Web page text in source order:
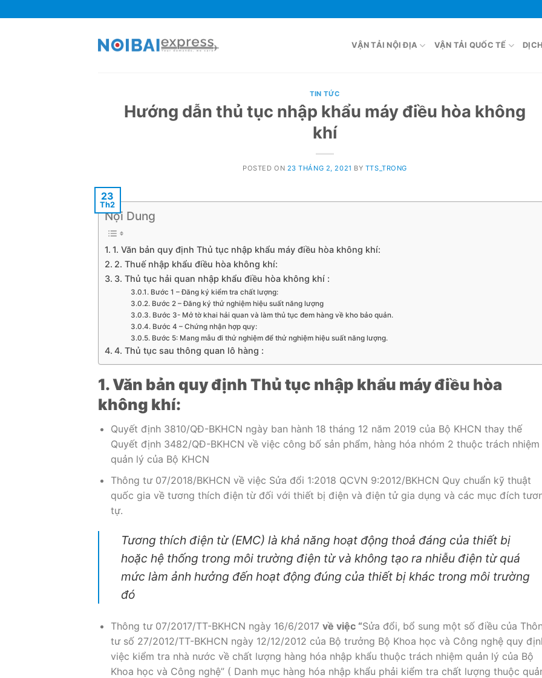
to
VẬN TẢI NỘI ĐỊA VẬN TẢI QUỐC TẾ
TIN TỨC
Hướng dẫn thủ tục nhập khẩu máy điều hòa không
khí
POSTED ON 23 THÁNG 2, 2021 BY TTS_TRONG
23
Th2
Nội Dung
1. Văn bản quy định Thủ tục nhập khẩu máy điều hòa không khí:
2. Thuế nhập khẩu điều hòa không khí:
3. Thủ tục hải quan nhập khẩu điều hòa không khí :
Bước 1 – Đăng ký kiểm tra chất lượng:
Bước 2 – Đăng ký thử nghiệm hiệu suất năng lượng
Bước 3- Mở tờ khai hải quan và làm thủ tục đem hàng về kho bảo quản.
Bước 4 – Chứng nhận hợp quy:
Bước 5: Mang mẫu đi thử nghiệm để thử nghiệm hiệu suất năng lượng.
4. Thủ tục sau thông quan lô hàng :
1. Văn bản quy định Thủ tục nhập khẩu máy điều hòa
không khí:
Quyết định 3810/QĐ-BKHCN ngày ban hành 18 tháng 12 năm 2019 của Bộ KHCN thay thế
Quyết định 3482/QĐ-BKHCN về việc công bố sản phẩm, hàng hóa nhóm 2 thuộc trách nhiệm
quản lý của Bộ KHCN
Thông tư 07/2018/BKHCN về việc Sửa đổi 1:2018 QCVN 9:2012/BKHCN Quy chuẩn kỹ thuật
quốc gia về tương thích điện từ đối với thiết bị điện và điện tử gia dụng và các mục đích
tự.
Tương thích điện từ (EMC) là khả năng hoạt động thoả đáng của thiết bị
hoặc hệ thống trong môi trường điện từ và không tạo ra nhiễu điện từ quá
mức làm ảnh hưởng đến hoạt động đúng của thiết bị khác trong môi trường
đó
Thông tư 07/2017/TT-BKHCN ngày 16/6/2017 về việc “Sửa đổi, bổ sung một số điều của
tư số 27/2012/TT-BKHCN ngày 12/12/2012 của Bộ trưởng Bộ Khoa học và Công nghệ quy
việc kiểm tra nhà nước về chất lượng hàng hóa nhập khẩu thuộc trách nhiệm quản lý của Bộ
Khoa học và Công nghệ” ( Danh mục hàng hóa nhập khẩu phải kiểm tra chất lượng thuộc